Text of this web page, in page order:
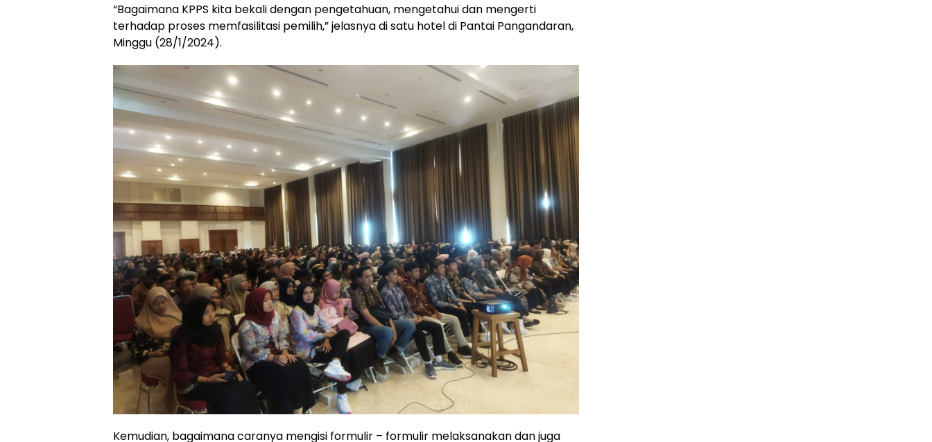
“Bagaimana KPPS kita bekali dengan pengetahuan, mengetahui dan mengerti
terhadap proses memfasilitasi pemilih,” jelasnya di satu hotel di Pantai Pangandaran,
Minggu (28/1/2024).
Kemudian, bagaimana caranya mengisi formulir – formulir melaksanakan dan juga